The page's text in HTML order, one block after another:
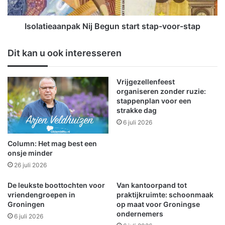
w
o
o
m
p
e
x
W
i
n
s
c
o
t
e
n
e
a
a
k
N
i
j
B
e
g
u
n
s
a
r
t
s
Isolatieaanpak Nij Begun start stap-voor-stap
Dit kan u ook interesseren
Column: Het mag best een
onsje minder
26 juli 2026
Vrijgezellenfeest
organiseren zonder ruzie:
stappenplan voor een
strakke dag
6 juli 2026
De leukste boottochten voor
vriendengroepen in
Groningen
6 juli 2026
Van kantoorpand tot
praktijkruimte: schoonmaak
op maat voor Groningse
ondernemers